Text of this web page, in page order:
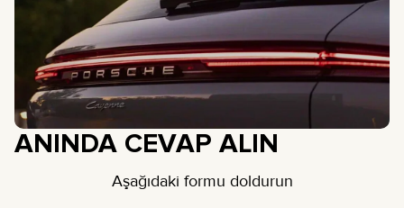
ANINDA CEVAP ALIN
Aşağıdaki formu doldurun